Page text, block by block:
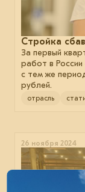
Стройка
За первый
работ в России
с тем же
рублей.
отрасль
26 ноября 2024